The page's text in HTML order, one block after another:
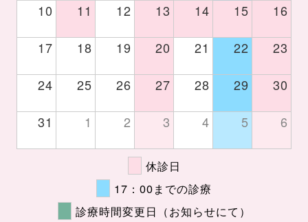
10 11 12 13 14 15 16
17 18 19 20 21 22 23
24 25 26 27 28 29 30
31 1 2 3 4 5 6
休診日
17：00までの診療
診療時間変更日（お知らせにて）